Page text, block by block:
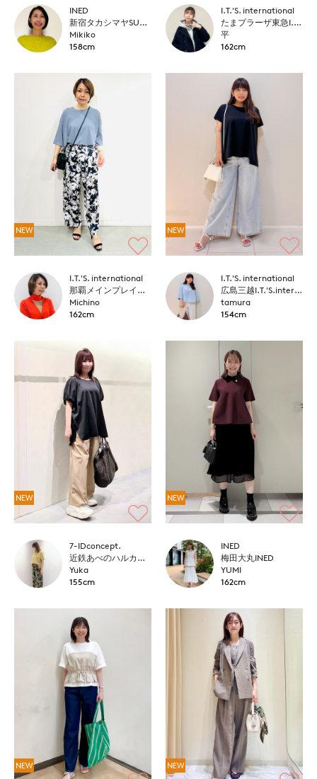
INED
新宿タカシマヤSUPERIOR CLOSET
Mikiko
158cm
I.T.'S. international
たまプラーザ東急I.T.'S.international
平
162cm
NEW
I.T.'S. international
那覇メインプレイスI.T.'S.international
Michino
162cm
NEW
I.T.'S. international
広島三越I.T.'S.international
tamura
154cm
NEW
7-IDconcept.
近鉄あべのハルカス7-IDconcept.
Yuka
155cm
NEW
INED
梅田大丸INED
YUMI
162cm
NEW NEW